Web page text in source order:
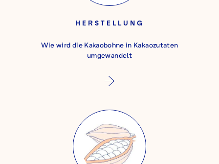
HERSTELLUNG
Wie wird die Kakaobohne in Kakaozutaten
umgewandelt